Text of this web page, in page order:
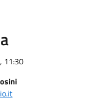
11:30